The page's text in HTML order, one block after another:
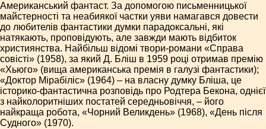
Американський фантаст. За допомогою письменницької
майстерності та неабиякої частки уяви намагався довести
до любителів фантастики думки парадоксальні, які
натякають, проповідують, але завжди мають відбиток
християнства. Найбільш відомі твори-романи «Справа
совісті» (1958), за який Д. Бліш в 1959 році отримав премію
«Хьюго» (вища американська премія в галузі фантастики);
«Доктор Мірабіліс» (1964) – на власну думку Бліша, це
історико-фантастична розповідь про Родтера Бекона, однієї
з найколоритніших постатей середньовіччя, – його
найкраща робота, «Чорний Великдень» (1968), «День після
Судного» (1970).